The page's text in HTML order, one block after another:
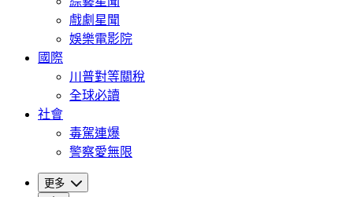
戲劇星聞
娛樂電影院
國際
川普對等關稅
全球必讀
社會
毒駕連爆
警察愛無限
更多